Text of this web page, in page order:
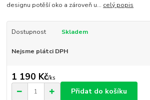
designu potěší oko a zároveň u... celý popis
Dostupnost Skladem
Nejsme plátci DPH
1 190 Kč/ks
Přidat do košíku